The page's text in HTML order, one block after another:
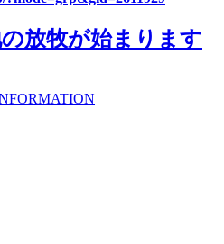
放牧が始まります